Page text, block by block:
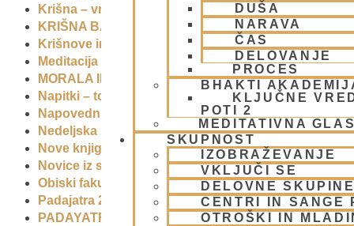
DUŠA
NARAVA
ČAS
DELOVANJE
PROCES
BHAKTI
KLJUČNE
POTI 2
MEDITATIVNA
SKUPNOST
IZOBRAŽEVANJE
VKLJUČI SE
DELOVNE
CENTRI IN SANGE
OTROŠKI IN
Krišna – vrhovna božanska oseba(7)
KRIŠNA BAZAR
Krišnove inkarnacije
Meditacija
MORALA IN ETIKA
Napitki – topli
Napovednik
Nedeljska predavanja in festivali(1)
Nove knjige
Novice iz skupnosti(1)
Obiski fakultete – šole (6)
Padajatra 2008
PADAYATRA